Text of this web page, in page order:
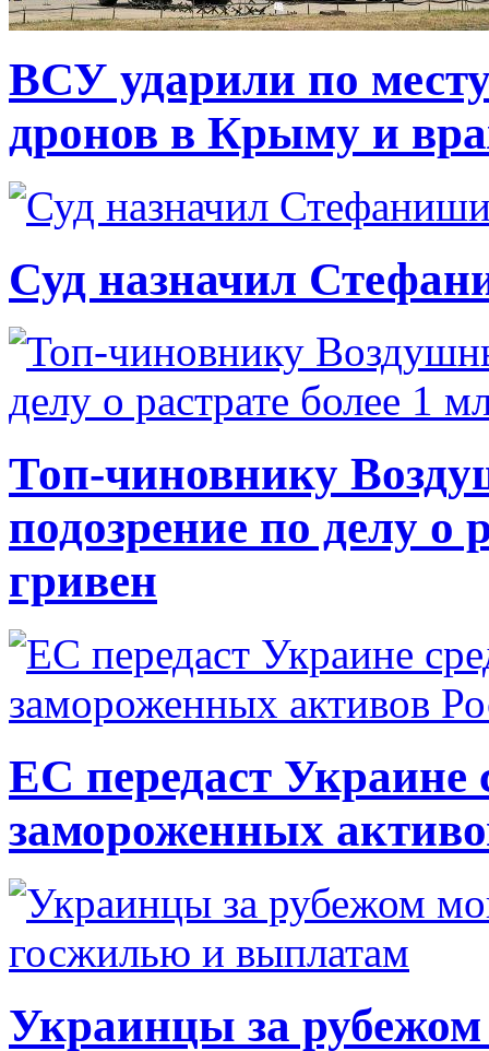
ВСУ ударили по
дронов в Крыму и
Суд назначил
Топ-чиновнику
подозрение по делу о
гривен
ЕС передаст Украине
замороженных
Украинцы за рубежом